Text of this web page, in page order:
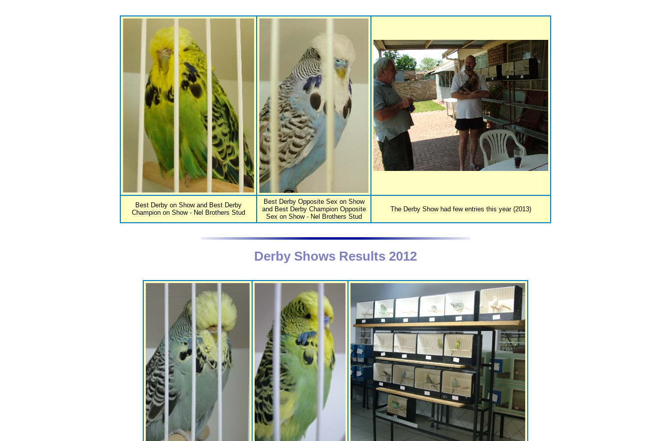
Best Derby on Show and Best Derby
Champion on Show - Nel Brothers Stud
Best Derby Opposite Sex on Show
and Best Derby Champion Opposite
Sex on Show - Nel Brothers Stud
The Derby Show had few entries this year (2013)
Derby Shows Results 2012